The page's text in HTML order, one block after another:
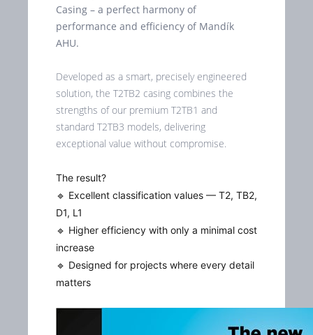
Casing – a perfect harmony of
performance and efficiency of Mandík
AHU.
Developed as a smart, precisely engineered
solution, the T2TB2 casing combines the
strengths of our premium T2TB1 and
standard T2TB3 models, delivering
exceptional value without compromise.
The result?
🔹 Excellent classification values — T2, TB2,
D1, L1
🔹 Higher efficiency with only a minimal cost
increase
🔹 Designed for projects where every detail
matters